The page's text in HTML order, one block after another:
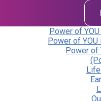
Power of
Power of YOU
Power of